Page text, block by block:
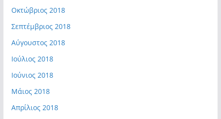
Οκτώβριος 2018
Σεπτέμβριος 2018
Αύγουστος 2018
Ιούλιος 2018
Ιούνιος 2018
Μάιος 2018
Απρίλιος 2018